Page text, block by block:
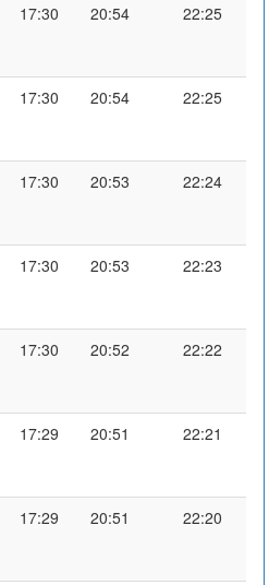
17:30 20:54 22:25
17:30 20:54 22:25
17:30 20:53 22:24
17:30 20:53 22:23
17:30 20:52 22:22
17:29 20:51 22:21
17:29 20:51 22:20